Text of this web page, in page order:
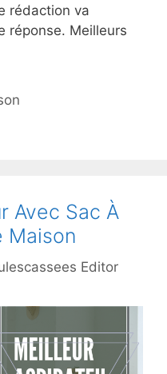
rédaction va
réponse. Meilleurs
Avec Sac À
Maison
Editor